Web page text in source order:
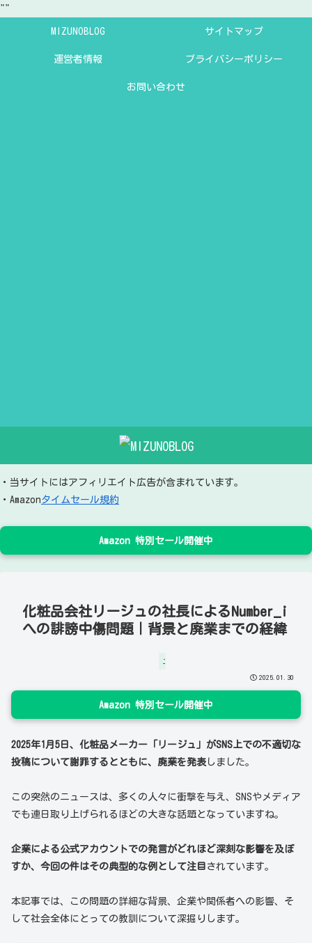
""
MIZUNOBLOG サイトマップ
運営者情報 プライバシーポリシー
お問い合わせ
・当サイトにはアフィリエイト広告が含まれています。
・Amazonタイムセール規約
Amazon 特別セール開催中
化粧品会社リージュの社長によるNumber_i
への誹謗中傷問題｜背景と廃業までの経緯
エンタメ空間
2025.01.30
Amazon 特別セール開催中
2025年1月5日、化粧品メーカー「リージュ」がSNS上での不適切な
投稿について謝罪するとともに、廃業を発表 しました。
この突然のニュースは、多くの人々に衝撃を与え、SNSやメディア
でも連日取り上げられるほどの大きな話題となっていますね。
企業による公式アカウントでの発言がどれほど深刻な影響を及ぼ
すか、今回の件はその典型的な例として注目 されています。
本記事では、この問題の詳細な背景、企業や関係者への影響、そ
して社会全体にとっての教訓について深掘りします。